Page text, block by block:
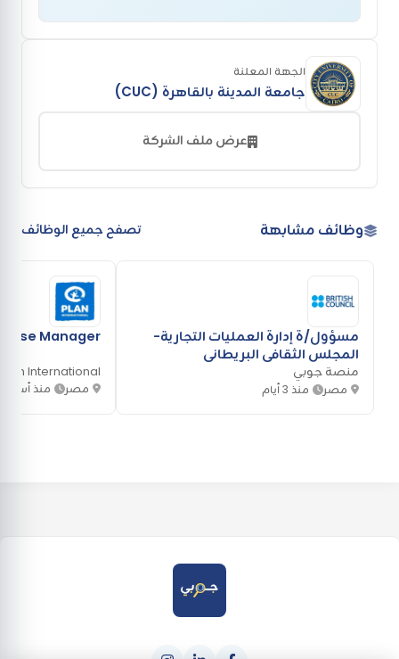
الجهة المعلنة
جامعة المدينة بالقاهرة (CUC)
عرض ملف الشركة
وظائف مشابهة تصفح جميع الوظائف
مسؤول/ة إدارة العمليات التجارية-
المجلس الثقافي البريطاني
منصة جوبي
مصر منذ 3 أيام
Manager
Plan International
مصر منذ أسبوع